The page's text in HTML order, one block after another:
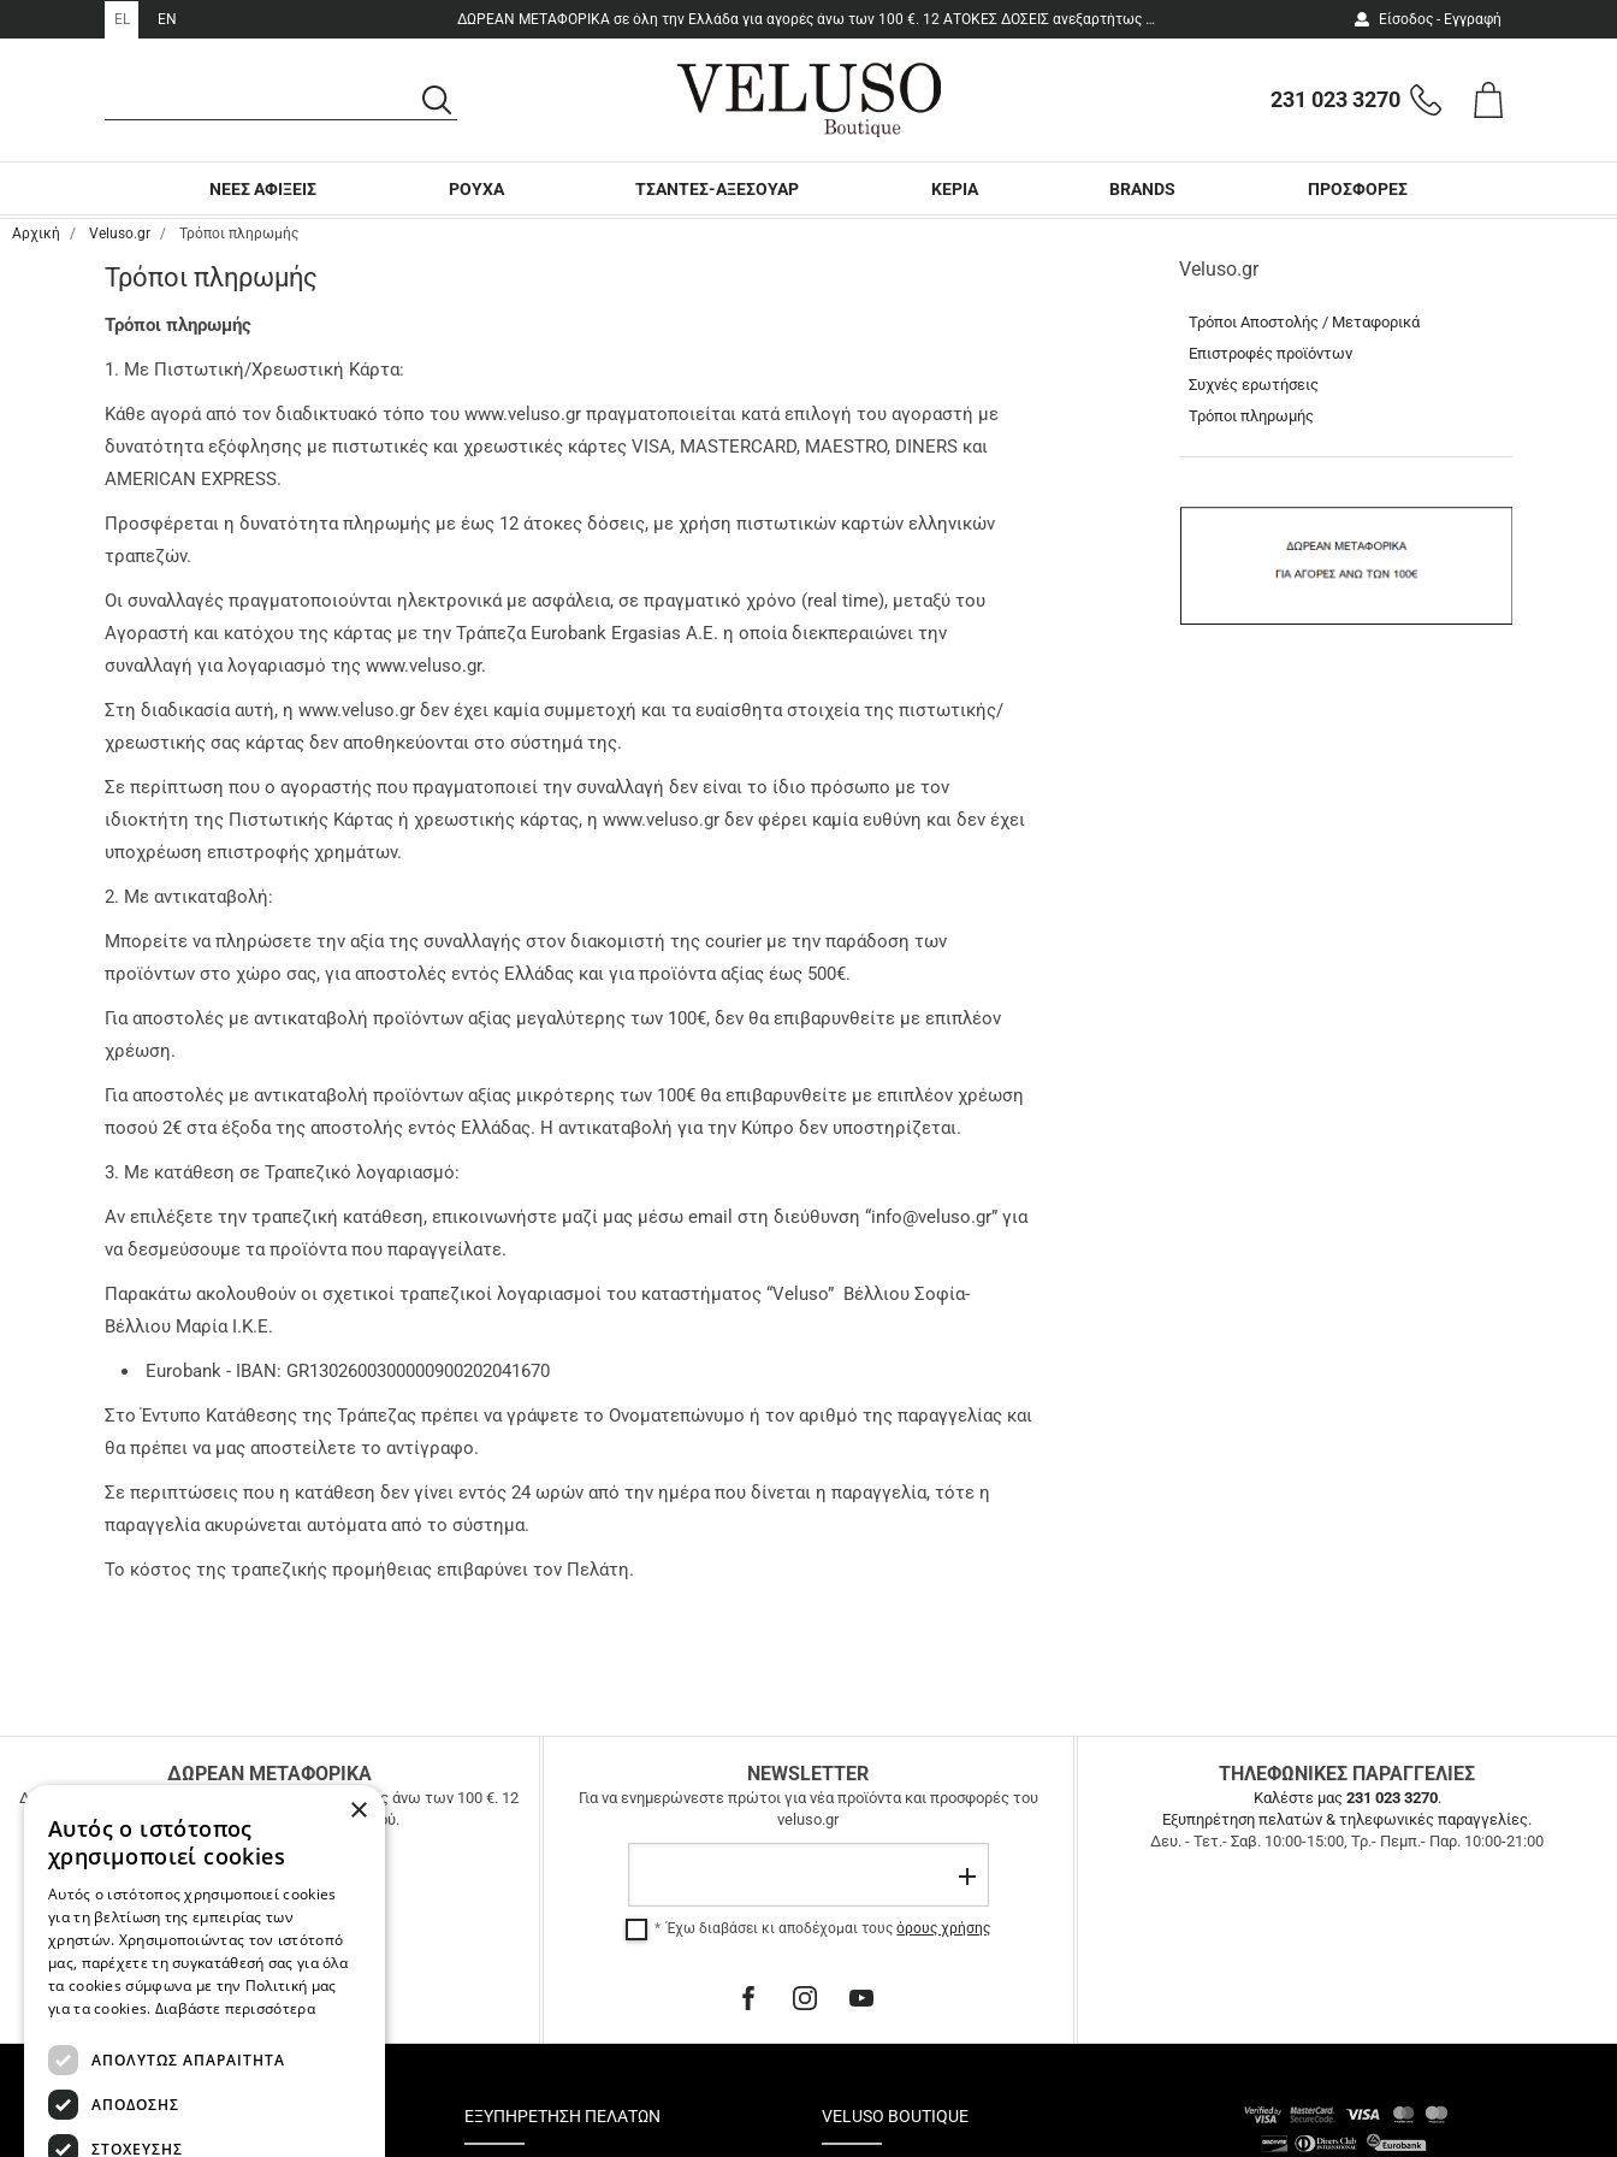
EL EN ΔΩΡΕΑΝ ΜΕΤΑΦΟΡΙΚΑ σε όλη την Ελλάδα για αγορές άνω των 100 €. 12 ΑΤΟΚΕΣ ΔΟΣΕΙΣ ανεξαρτήτως ποσού. Είσοδος - Εγγραφή
ΑΝΑΖΗΤΗΣΗ
Τηλεφωνικές
231 023 3270 Καλάθι
Αγορών
ΝΕΕΣ ΑΦΙΞΕΙΣ ΡΟΥΧΑ ΤΣΑΝΤΕΣ-ΑΞΕΣΟΥΑΡ ΚΕΡΙΑ BRANDS ΠΡΟΣΦΟΡΕΣ
Αρχική Veluso.gr Τρόποι πληρωμής
Τρόποι πληρωμής
Τρόποι πληρωμής
1. Με Πιστωτική/Χρεωστική Κάρτα:
Κάθε αγορά από τον διαδικτυακό τόπο του www.veluso.gr πραγματοποιείται κατά επιλογή του αγοραστή με
δυνατότητα εξόφλησης με πιστωτικές και χρεωστικές κάρτες VISA, MASTERCARD, ΜAESTRO, DINERS και
AMERICAN EXPRESS.
Προσφέρεται η δυνατότητα πληρωμής με έως 12 άτοκες δόσεις, με χρήση πιστωτικών καρτών ελληνικών
τραπεζών.
Οι συναλλαγές πραγματοποιούνται ηλεκτρονικά με ασφάλεια, σε πραγματικό χρόνο (real time), μεταξύ του
Αγοραστή και κατόχου της κάρτας με την Τράπεζα Eurobank Ergasias A.E. η οποία διεκπεραιώνει την
συναλλαγή για λογαριασμό της www.veluso.gr.
Στη διαδικασία αυτή, η www.veluso.gr δεν έχει καμία συμμετοχή και τα ευαίσθητα στοιχεία της πιστωτικής/
χρεωστικής σας κάρτας δεν αποθηκεύονται στο σύστημά της.
Σε περίπτωση που ο αγοραστής που πραγματοποιεί την συναλλαγή δεν είναι το ίδιο πρόσωπο με τον
ιδιοκτήτη της Πιστωτικής Κάρτας ή χρεωστικής κάρτας, η www.veluso.gr δεν φέρει καμία ευθύνη και δεν έχει
υποχρέωση επιστροφής χρημάτων.
2. Με αντικαταβολή:
Μπορείτε να πληρώσετε την αξία της συναλλαγής στον διακομιστή της courier με την παράδοση των
προϊόντων στο χώρο σας, για αποστολές εντός Ελλάδας και για προϊόντα αξίας έως 500€.
Για αποστολές με αντικαταβολή προϊόντων αξίας μεγαλύτερης των 100€, δεν θα επιβαρυνθείτε με επιπλέον
χρέωση.
Για αποστολές με αντικαταβολή προϊόντων αξίας μικρότερης των 100€ θα επιβαρυνθείτε με επιπλέον χρέωση
ποσού 2€ στα έξοδα της αποστολής εντός Ελλάδας. Η αντικαταβολή για την Κύπρο δεν υποστηρίζεται.
3. Με κατάθεση σε Τραπεζικό λογαριασμό:
Αν επιλέξετε την τραπεζική κατάθεση, επικοινωνήστε μαζί μας μέσω email στη διεύθυνση “info@veluso.gr” για
να δεσμεύσουμε τα προϊόντα που παραγγείλατε.
Παρακάτω ακολουθούν οι σχετικοί τραπεζικοί λογαριασμοί του καταστήματος “Veluso” Βέλλιου Σοφία-
Βέλλιου Μαρία Ι.Κ.Ε.
Εurobank - IBAN: GR1302600300000900202041670
Στο Έντυπο Κατάθεσης της Τράπεζας πρέπει να γράψετε το Ονοματεπώνυμο ή τον αριθμό της παραγγελίας και
θα πρέπει να μας αποστείλετε το αντίγραφο.
Σε περιπτώσεις που η κατάθεση δεν γίνει εντός 24 ωρών από την ημέρα που δίνεται η παραγγελία, τότε η
παραγγελία ακυρώνεται αυτόματα από το σύστημα.
Το κόστος της τραπεζικής προμήθειας επιβαρύνει τον Πελάτη.
Veluso.gr
Τρόποι Αποστολής / Μεταφορικά
Επιστροφές προϊόντων
Συχνές ερωτήσεις
Τρόποι πληρωμής
ΔΩΡΕΑΝ ΜΕΤΑΦΟΡΙΚΑ
ΔΩΡΕΑΝ ΜΕΤΑΦΟΡΙΚΑ σε όλη την Ελλάδα για αγορές άνω των 100 €. 12
ΑΤΟΚΕΣ ΔΟΣΕΙΣ ανεξαρτήτως ποσού.
NEWSLETTER
Για να ενημερώνεστε πρώτοι για νέα προϊόντα και προσφορές του
veluso.gr
Εγγραφή
Έχω διαβάσει κι αποδέχομαι τουςόρους χρήσης
ΤΗΛΕΦΩΝΙΚΕΣ ΠΑΡΑΓΓΕΛΙΕΣ
Καλέστε μας 231 023 3270.
Εξυπηρέτηση πελατών & τηλεφωνικές παραγγελίες.
Δευ. - Τετ.- Σαβ. 10:00-15:00, Τρ.- Πεμπ.- Παρ. 10:00-21:00
TOP ΚΑΤΗΓΟΡΙΕΣ ΕΞΥΠΗΡΕΤΗΣΗ ΠΕΛΑΤΩΝ VELUSO BOUTIQUE
×
Αυτός ο ιστότοπος
χρησιμοποιεί cookies
Αυτός ο ιστότοπος χρησιμοποιεί cookies
για τη βελτίωση της εμπειρίας των
χρηστών. Χρησιμοποιώντας τον ιστότοπό
μας, παρέχετε τη συγκατάθεσή σας για όλα
τα cookies σύμφωνα με την Πολιτική μας
για τα cookies. Διαβάστε περισσότερα
ΑΠΟΛΥΤΩΣ ΑΠΑΡΑΙΤΗΤΑ
ΑΠΟΔΟΣΗΣ
ΣΤΟΧΕΥΣΗΣ